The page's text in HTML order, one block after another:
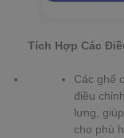
Tích Hợp Các
Các ghế
điều
lưng,
cho phù